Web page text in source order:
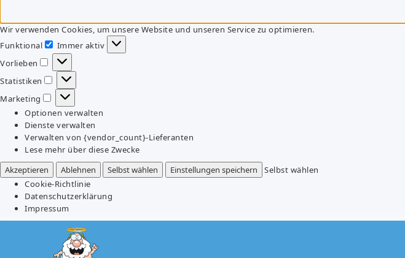
Wir verwenden Cookies, um unsere Website und unseren Service zu optimieren.
Funktional
Funktional
Immer aktiv
Vorlieben
Vorlieben
Statistiken
Statistiken
Marketing
Marketing
Optionen verwalten
Dienste verwalten
Verwalten von {vendor_count}-Lieferanten
Lese mehr über diese Zwecke
Akzeptieren
Ablehnen Selbst wählen Einstellungen speichern
Selbst wählen
Cookie-Richtlinie
Datenschutzerklärung
Impressum